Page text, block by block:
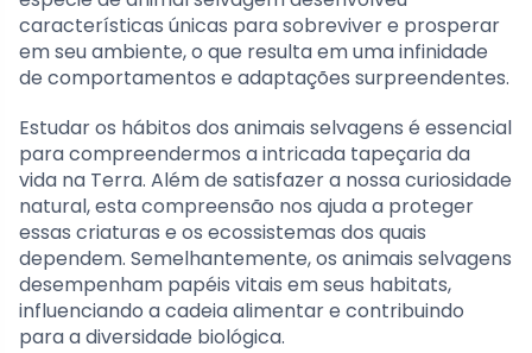
características únicas para sobreviver e prosperar
em seu ambiente, o que resulta em uma infinidade
de comportamentos e adaptações surpreendentes.
Estudar os hábitos dos animais selvagens é essencial
para compreendermos a intricada tapeçaria da
vida na Terra. Além de satisfazer a nossa curiosidade
natural, esta compreensão nos ajuda a proteger
essas criaturas e os ecossistemas dos quais
dependem. Semelhantemente, os animais selvagens
desempenham papéis vitais em seus habitats,
influenciando a cadeia alimentar e contribuindo
para a diversidade biológica.